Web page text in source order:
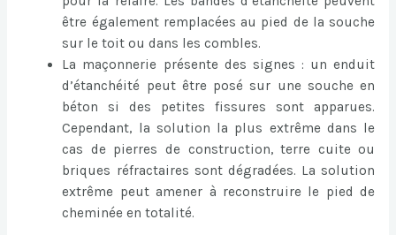
être également remplacées au pied de la souche
sur le toit ou dans les combles.
La maçonnerie présente des signes : un enduit
d’étanchéité peut être posé sur une souche en
béton si des petites fissures sont apparues.
Cependant, la solution la plus extrême dans le
cas de pierres de construction, terre cuite ou
briques réfractaires sont dégradées. La solution
extrême peut amener à reconstruire le pied de
cheminée en totalité.